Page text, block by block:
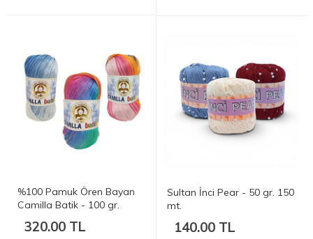
%100 Pamuk Ören Bayan
Camilla Batik - 100 gr.
320.00 TL
Sultan İnci Pear - 50 gr. 150
mt.
140.00 TL